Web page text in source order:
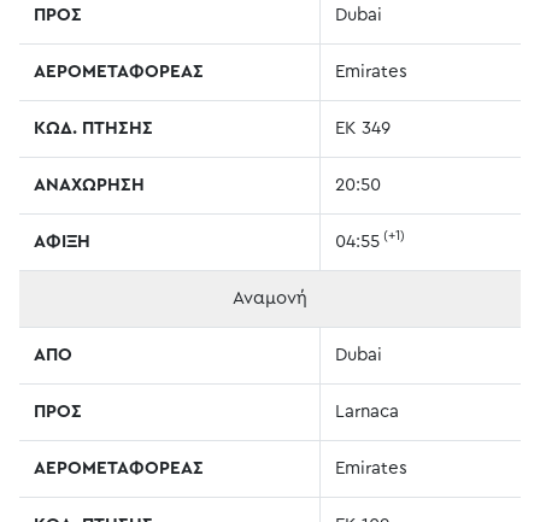
ΠΡΟΣ Dubai
ΑΕΡΟΜΕΤΑΦΟΡΕΑΣ Emirates
ΚΩΔ. ΠΤΗΣΗΣ EK 349
ΑΝΑΧΩΡΗΣΗ 20:50
ΑΦΙΞΗ 04:55 (+1)
Αναμονή
ΑΠΟ Dubai
ΠΡΟΣ Larnaca
ΑΕΡΟΜΕΤΑΦΟΡΕΑΣ Emirates